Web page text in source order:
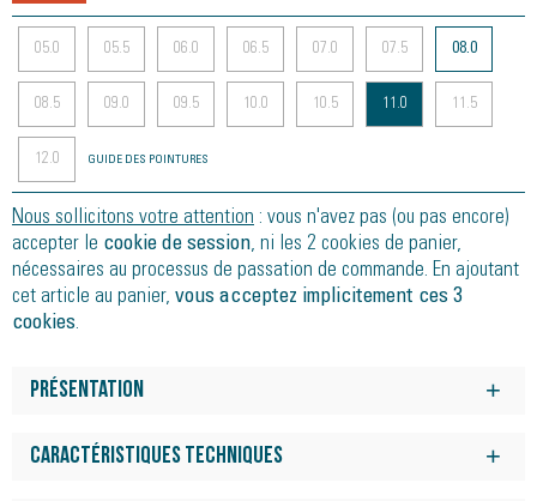
05.0 05.5 06.0 06.5 07.0 07.5 08.0
08.5 09.0 09.5 10.0 10.5 11.0 11.5
12.0 GUIDE DES POINTURES
Nous sollicitons votre attention : vous n'avez pas (ou pas encore)
accepter le cookie de session, ni les 2 cookies de panier,
nécessaires au processus de passation de commande. En ajoutant
cet article au panier, vous acceptez implicitement ces 3
cookies.
Présentation
semelle intermédiaire offre un excellent amorti qui absorbe
Caractéristiques techniques